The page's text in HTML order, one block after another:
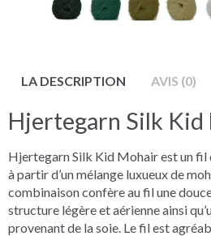
LA DESCRIPTION AVIS (0)
Hjertegarn Silk Kid
Hjertegarn Silk Kid Mohair est un
à partir d’un mélange luxueux de
combinaison confère au fil une
structure légère et aérienne ainsi
provenant de la soie. Le fil est